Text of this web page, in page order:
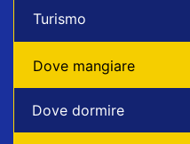
Turismo
Dove mangiare
Dove dormire